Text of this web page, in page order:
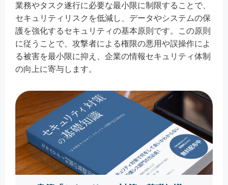
業務やタスク遂行に必要な最小限に制限することで、
セキュリティリスクを低減し、データやシステムの保
護を強化するセキュリティの基本原則です。この原則
に従うことで、攻撃者による権限の悪用や誤操作によ
る被害を最小限に抑え、企業の情報セキュリティ体制
の向上に寄与します。